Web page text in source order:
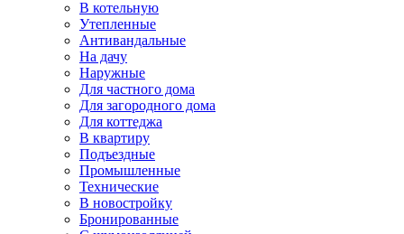
В котельную
Утепленные
Антивандальные
На дачу
Наружные
Для частного дома
Для загородного дома
Для коттеджа
В квартиру
Подъездные
Промышленные
Технические
В новостройку
Бронированные